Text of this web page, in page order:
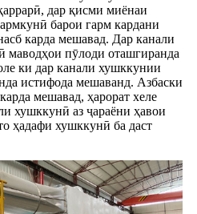
дар қисми миёнаи
барои гарм кардани
карда мешавад. Дар канали
маводҳои пӯлоди оташгиранда
ки дар канали хушккунии
истифода мешаванд. Азбаски
мешавад, ҳарорат хеле
хушккунӣ аз ҷараёни ҳавои
ҳадафи хушккунӣ ба даст